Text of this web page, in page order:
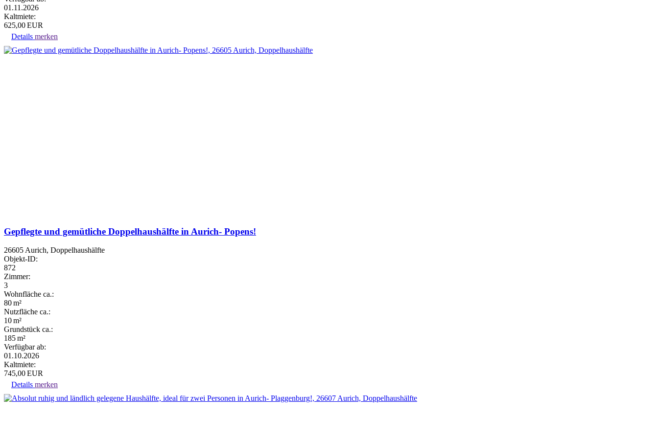
01.11.2026
Kaltmiete:
625,00 EUR
Details merken
Gepflegte und gemütliche Doppelhaushälfte in Aurich- Popens!
26605 Aurich, Doppelhaushälfte
Objekt-ID:
872
Zimmer:
3
Wohnfläche ca.:
80 m²
Nutzfläche ca.:
10 m²
Grund­stück ca.:
185 m²
Verfügbar ab:
01.10.2026
Kaltmiete:
745,00 EUR
Details merken